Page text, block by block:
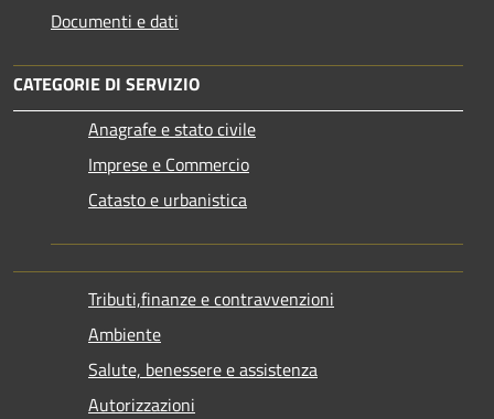
Documenti e dati
CATEGORIE DI SERVIZIO
Anagrafe e stato civile
Imprese e Commercio
Catasto e urbanistica
Tributi,finanze e contravvenzioni
Ambiente
Salute, benessere e assistenza
Autorizzazioni